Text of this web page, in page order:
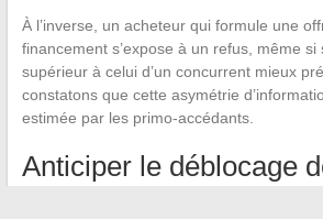
À l’inverse, un acheteur qui formule une
financement s’expose à un refus, même si
supérieur à celui d’un concurrent mieux
constatons que cette asymétrie
estimée par les primo-accédants.
Anticiper le déblocage